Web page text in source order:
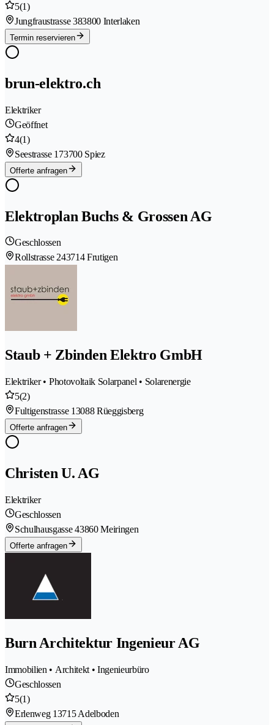
5(1)
Jungfraustrasse 383800 Interlaken
Termin reservieren
brun-elektro.ch
Elektriker
Geöffnet
4(1)
Seestrasse 173700 Spiez
Offerte anfragen
Elektroplan Buchs & Grossen AG
Geschlossen
Rollstrasse 243714 Frutigen
Staub + Zbinden Elektro GmbH
Elektriker • Photovoltaik Solarpanel • Solarenergie
5(2)
Fultigenstrasse 13088 Rüeggisberg
Offerte anfragen
Christen U. AG
Elektriker
Geschlossen
Schulhausgasse 43860 Meiringen
Offerte anfragen
Burn Architektur Ingenieur AG
Immobilien • Architekt • Ingenieurbüro
Geschlossen
5(1)
Erlenweg 13715 Adelboden